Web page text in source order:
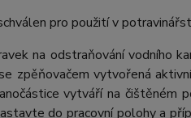
pro použití v
na odstraňování vodního
zpěňovačem vytvořená
vytváří na čištěném
do pracovní polohy a